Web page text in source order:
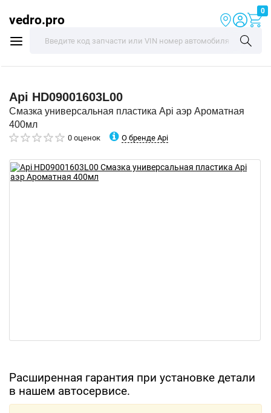
vedro.pro
0
Api HD09001603L00
Смазка универсальная пластика Api аэр Ароматная
400мл
0 оценок О бренде Api
Расширенная гарантия при установке детали
в нашем автосервисе.